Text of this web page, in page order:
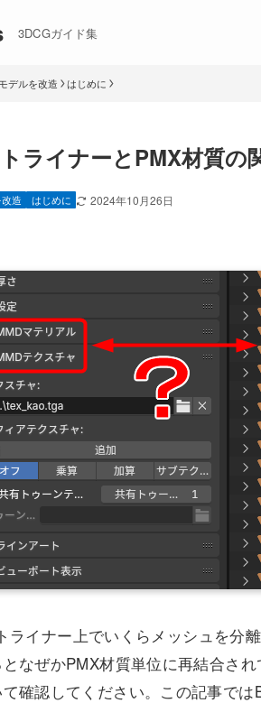
3DCGガイド集
デルを改造 はじめに
ライナーとPMX材質の
造 はじめに 2024年10月26日
ライナー上でいくらメッシュを分
なぜかPMX材質単位に再結合さ
確認してください。この記事で